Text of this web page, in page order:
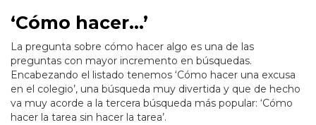
‘Cómo hacer…’
La pregunta sobre cómo hacer algo es una de las
preguntas con mayor incremento en búsquedas.
Encabezando el listado tenemos ‘Cómo hacer una excusa
en el colegio’, una búsqueda muy divertida y que de hecho
va muy acorde a la tercera búsqueda más popular: ‘Cómo
hacer la tarea sin hacer la tarea’.